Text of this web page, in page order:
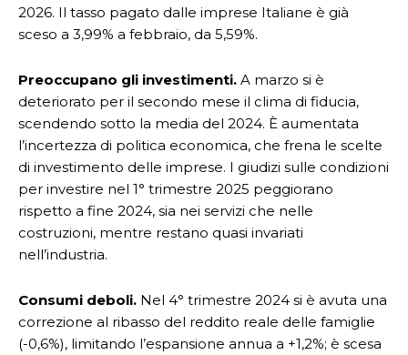
2026. Il tasso pagato dalle imprese Italiane è già
sceso a 3,99% a febbraio, da 5,59%.
Preoccupano gli investimenti. A marzo si è
deteriorato per il secondo mese il clima di fiducia,
scendendo sotto la media del 2024. È aumentata
l’incertezza di politica economica, che frena le scelte
di investimento delle imprese. I giudizi sulle condizioni
per investire nel 1° trimestre 2025 peggiorano
rispetto a fine 2024, sia nei servizi che nelle
costruzioni, mentre restano quasi invariati
nell’industria.
Consumi deboli. Nel 4° trimestre 2024 si è avuta una
correzione al ribasso del reddito reale delle famiglie
(-0,6%), limitando l’espansione annua a +1,2%; è scesa